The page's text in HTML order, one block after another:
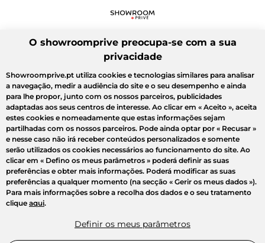
O showroomprive preocupa-se com a sua
privacidade
Showroomprive.pt utiliza cookies e tecnologias similares para analisar
a navegação, medir a audiência do site e o seu desempenho e ainda
para lhe propor, junto com os nossos parceiros, publicidades
adaptadas aos seus centros de interesse. Ao clicar em « Aceito », aceita
estes cookies e nomeadamente que estas informações sejam
partilhadas com os nossos parceiros. Pode ainda optar por « Recusar »
e nesse caso não irá receber conteúdos personalizados e somente
serão utilizados os cookies necessários ao funcionamento do site. Ao
clicar em « Defino os meus parâmetros » poderá definir as suas
preferências e obter mais informações. Poderá modificar as suas
preferências a qualquer momento (na secção « Gerir os meus dados »).
Para mais informações sobre a recolha dos dados e o seu tratamento
clique aqui.
Definir os meus parâmetros